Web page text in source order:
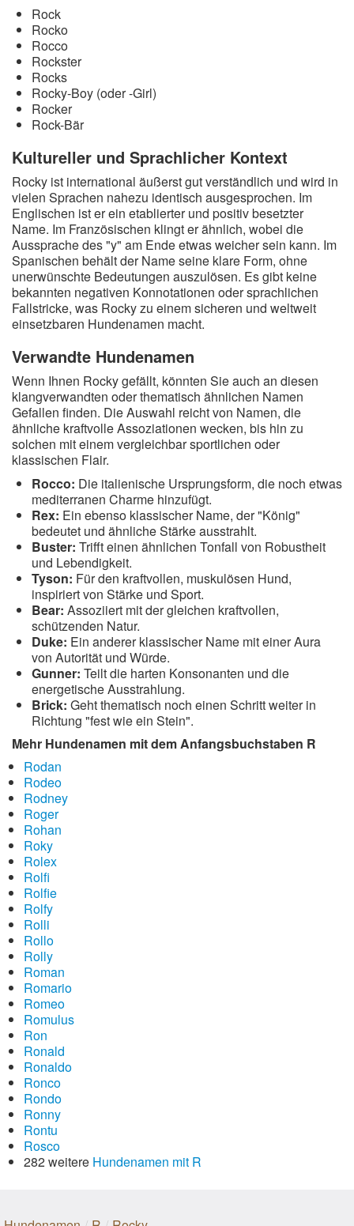
Rock
Rocko
Rocco
Rockster
Rocks
Rocky-Boy (oder -Girl)
Rocker
Rock-Bär
Kultureller und Sprachlicher Kontext
Rocky ist international äußerst gut verständlich und wird in
vielen Sprachen nahezu identisch ausgesprochen. Im
Englischen ist er ein etablierter und positiv besetzter
Name. Im Französischen klingt er ähnlich, wobei die
Aussprache des "y" am Ende etwas weicher sein kann. Im
Spanischen behält der Name seine klare Form, ohne
unerwünschte Bedeutungen auszulösen. Es gibt keine
bekannten negativen Konnotationen oder sprachlichen
Fallstricke, was Rocky zu einem sicheren und weltweit
einsetzbaren Hundenamen macht.
Verwandte Hundenamen
Wenn Ihnen Rocky gefällt, könnten Sie auch an diesen
klangverwandten oder thematisch ähnlichen Namen
Gefallen finden. Die Auswahl reicht von Namen, die
ähnliche kraftvolle Assoziationen wecken, bis hin zu
solchen mit einem vergleichbar sportlichen oder
klassischen Flair.
Rocco: Die italienische Ursprungsform, die noch etwas
mediterranen Charme hinzufügt.
Rex: Ein ebenso klassischer Name, der "König"
bedeutet und ähnliche Stärke ausstrahlt.
Buster: Trifft einen ähnlichen Tonfall von Robustheit
und Lebendigkeit.
Tyson: Für den kraftvollen, muskulösen Hund,
inspiriert von Stärke und Sport.
Bear: Assoziiert mit der gleichen kraftvollen,
schützenden Natur.
Duke: Ein anderer klassischer Name mit einer Aura
von Autorität und Würde.
Gunner: Teilt die harten Konsonanten und die
energetische Ausstrahlung.
Brick: Geht thematisch noch einen Schritt weiter in
Richtung "fest wie ein Stein".
Mehr Hundenamen mit dem Anfangsbuchstaben R
Rodan
Rodeo
Rodney
Roger
Rohan
Roky
Rolex
Rolfi
Rolfie
Rolfy
Rolli
Rollo
Rolly
Roman
Romario
Romeo
Romulus
Ron
Ronald
Ronaldo
Ronco
Rondo
Ronny
Rontu
Rosco
282 weitere Hundenamen mit R